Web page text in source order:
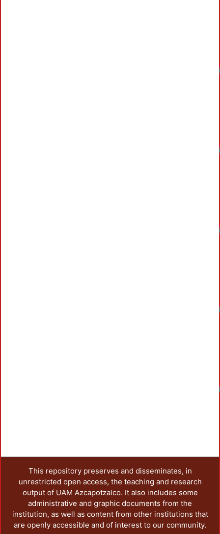
This repository preserves and disseminates, in
unrestricted open access, the teaching and research
output of UAM Azcapotzalco. It also includes some
administrative and graphic documents from the
institution, as well as content from other institutions that
are openly accessible and of interest to our community.